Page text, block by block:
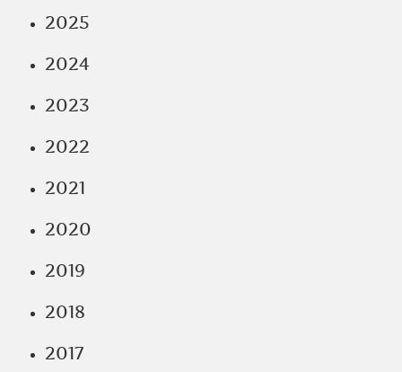
2025
2024
2023
2022
2021
2020
2019
2018
2017